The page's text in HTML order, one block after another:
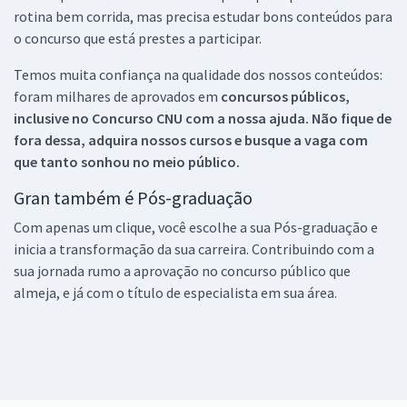
rotina bem corrida, mas precisa estudar bons conteúdos para
o concurso que está prestes a participar.
Temos muita confiança na qualidade dos nossos conteúdos:
foram milhares de aprovados em concursos públicos,
inclusive no Concurso CNU com a nossa ajuda. Não fique de
fora dessa, adquira nossos cursos e busque a vaga com
que tanto sonhou no meio público.
Gran também é Pós-graduação
Com apenas um clique, você escolhe a sua Pós-graduação e
inicia a transformação da sua carreira. Contribuindo com a
sua jornada rumo a aprovação no concurso público que
almeja, e já com o título de especialista em sua área.